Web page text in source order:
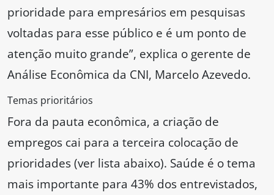
prioridade para empresários em pesquisas
voltadas para esse público e é um ponto de
atenção muito grande”, explica o gerente de
Análise Econômica da CNI, Marcelo Azevedo.
Temas prioritários
Fora da pauta econômica, a criação de
empregos cai para a terceira colocação de
prioridades (ver lista abaixo). Saúde é o tema
mais importante para 43% dos entrevistados,